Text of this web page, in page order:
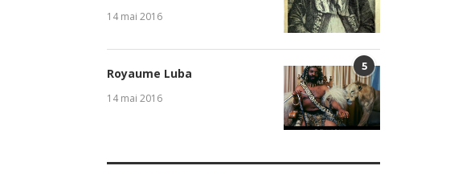
14 mai 2016
5
Royaume Luba
14 mai 2016